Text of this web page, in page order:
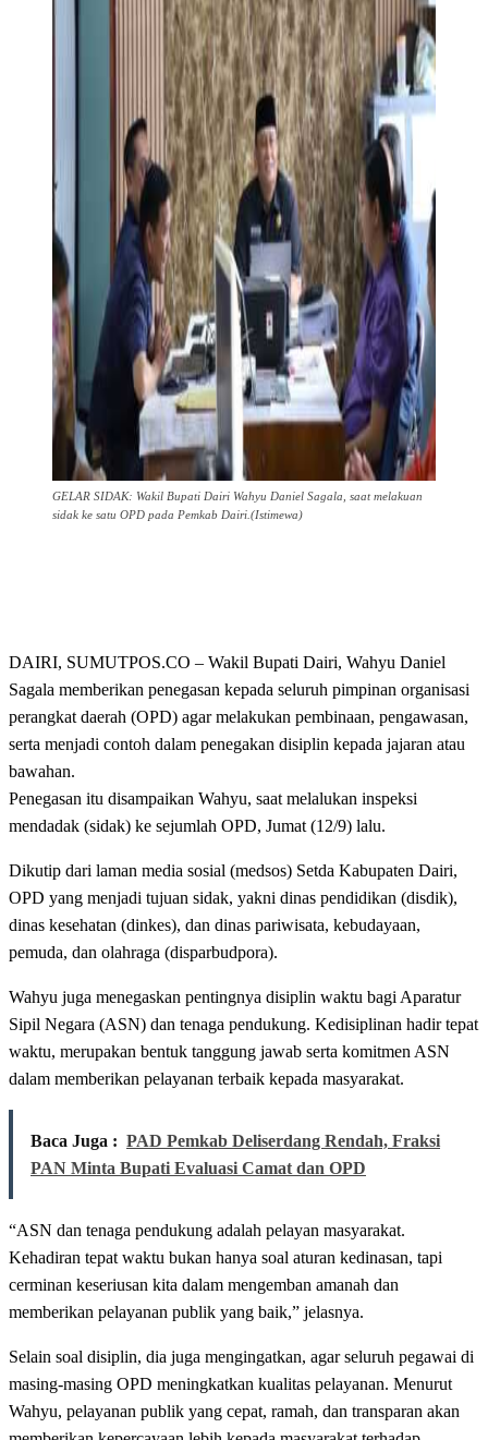
GELAR SIDAK: Wakil Bupati Dairi Wahyu Daniel Sagala, saat melakuan
sidak ke satu OPD pada Pemkab Dairi.(Istimewa)
DAIRI, SUMUTPOS.CO – Wakil Bupati Dairi, Wahyu Daniel
Sagala memberikan penegasan kepada seluruh pimpinan organisasi
perangkat daerah (OPD) agar melakukan pembinaan, pengawasan,
serta menjadi contoh dalam penegakan disiplin kepada jajaran atau
bawahan.
Penegasan itu disampaikan Wahyu, saat melalukan inspeksi
mendadak (sidak) ke sejumlah OPD, Jumat (12/9) lalu.
Dikutip dari laman media sosial (medsos) Setda Kabupaten Dairi,
OPD yang menjadi tujuan sidak, yakni dinas pendidikan (disdik),
dinas kesehatan (dinkes), dan dinas pariwisata, kebudayaan,
pemuda, dan olahraga (disparbudpora).
Wahyu juga menegaskan pentingnya disiplin waktu bagi Aparatur
Sipil Negara (ASN) dan tenaga pendukung. Kedisiplinan hadir tepat
waktu, merupakan bentuk tanggung jawab serta komitmen ASN
dalam memberikan pelayanan terbaik kepada masyarakat.
Baca Juga : PAD Pemkab Deliserdang Rendah, Fraksi
PAN Minta Bupati Evaluasi Camat dan OPD
“ASN dan tenaga pendukung adalah pelayan masyarakat.
Kehadiran tepat waktu bukan hanya soal aturan kedinasan, tapi
cerminan keseriusan kita dalam mengemban amanah dan
memberikan pelayanan publik yang baik,” jelasnya.
Selain soal disiplin, dia juga mengingatkan, agar seluruh pegawai di
masing-masing OPD meningkatkan kualitas pelayanan. Menurut
Wahyu, pelayanan publik yang cepat, ramah, dan transparan akan